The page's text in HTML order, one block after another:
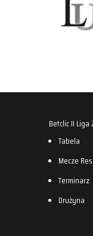
Betclic II
Tabela
Mecze
Terminarz
Drużyna